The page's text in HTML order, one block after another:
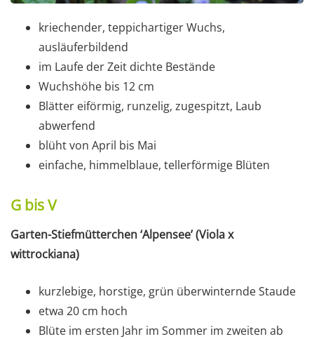
kriechender, teppichartiger Wuchs,
ausläuferbildend
im Laufe der Zeit dichte Bestände
Wuchshöhe bis 12 cm
Blätter eiförmig, runzelig, zugespitzt, Laub
abwerfend
blüht von April bis Mai
einfache, himmelblaue, tellerförmige Blüten
G bis V
Garten-Stiefmütterchen ‘Alpensee’ (Viola x
wittrockiana)
kurzlebige, horstige, grün überwinternde Staude
etwa 20 cm hoch
Blüte im ersten Jahr im Sommer im zweiten ab